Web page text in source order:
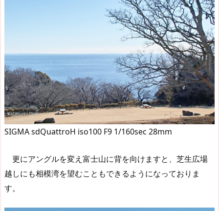
SIGMA sdQuattroH iso100 F9 1/160sec 28mm
更にアングルを変え富士山に背を向けますと、芝生広場
越しにも相模湾を望むこともできるようになっておりま
す。